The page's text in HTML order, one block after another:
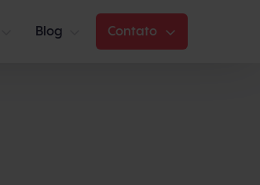
Blog Contato